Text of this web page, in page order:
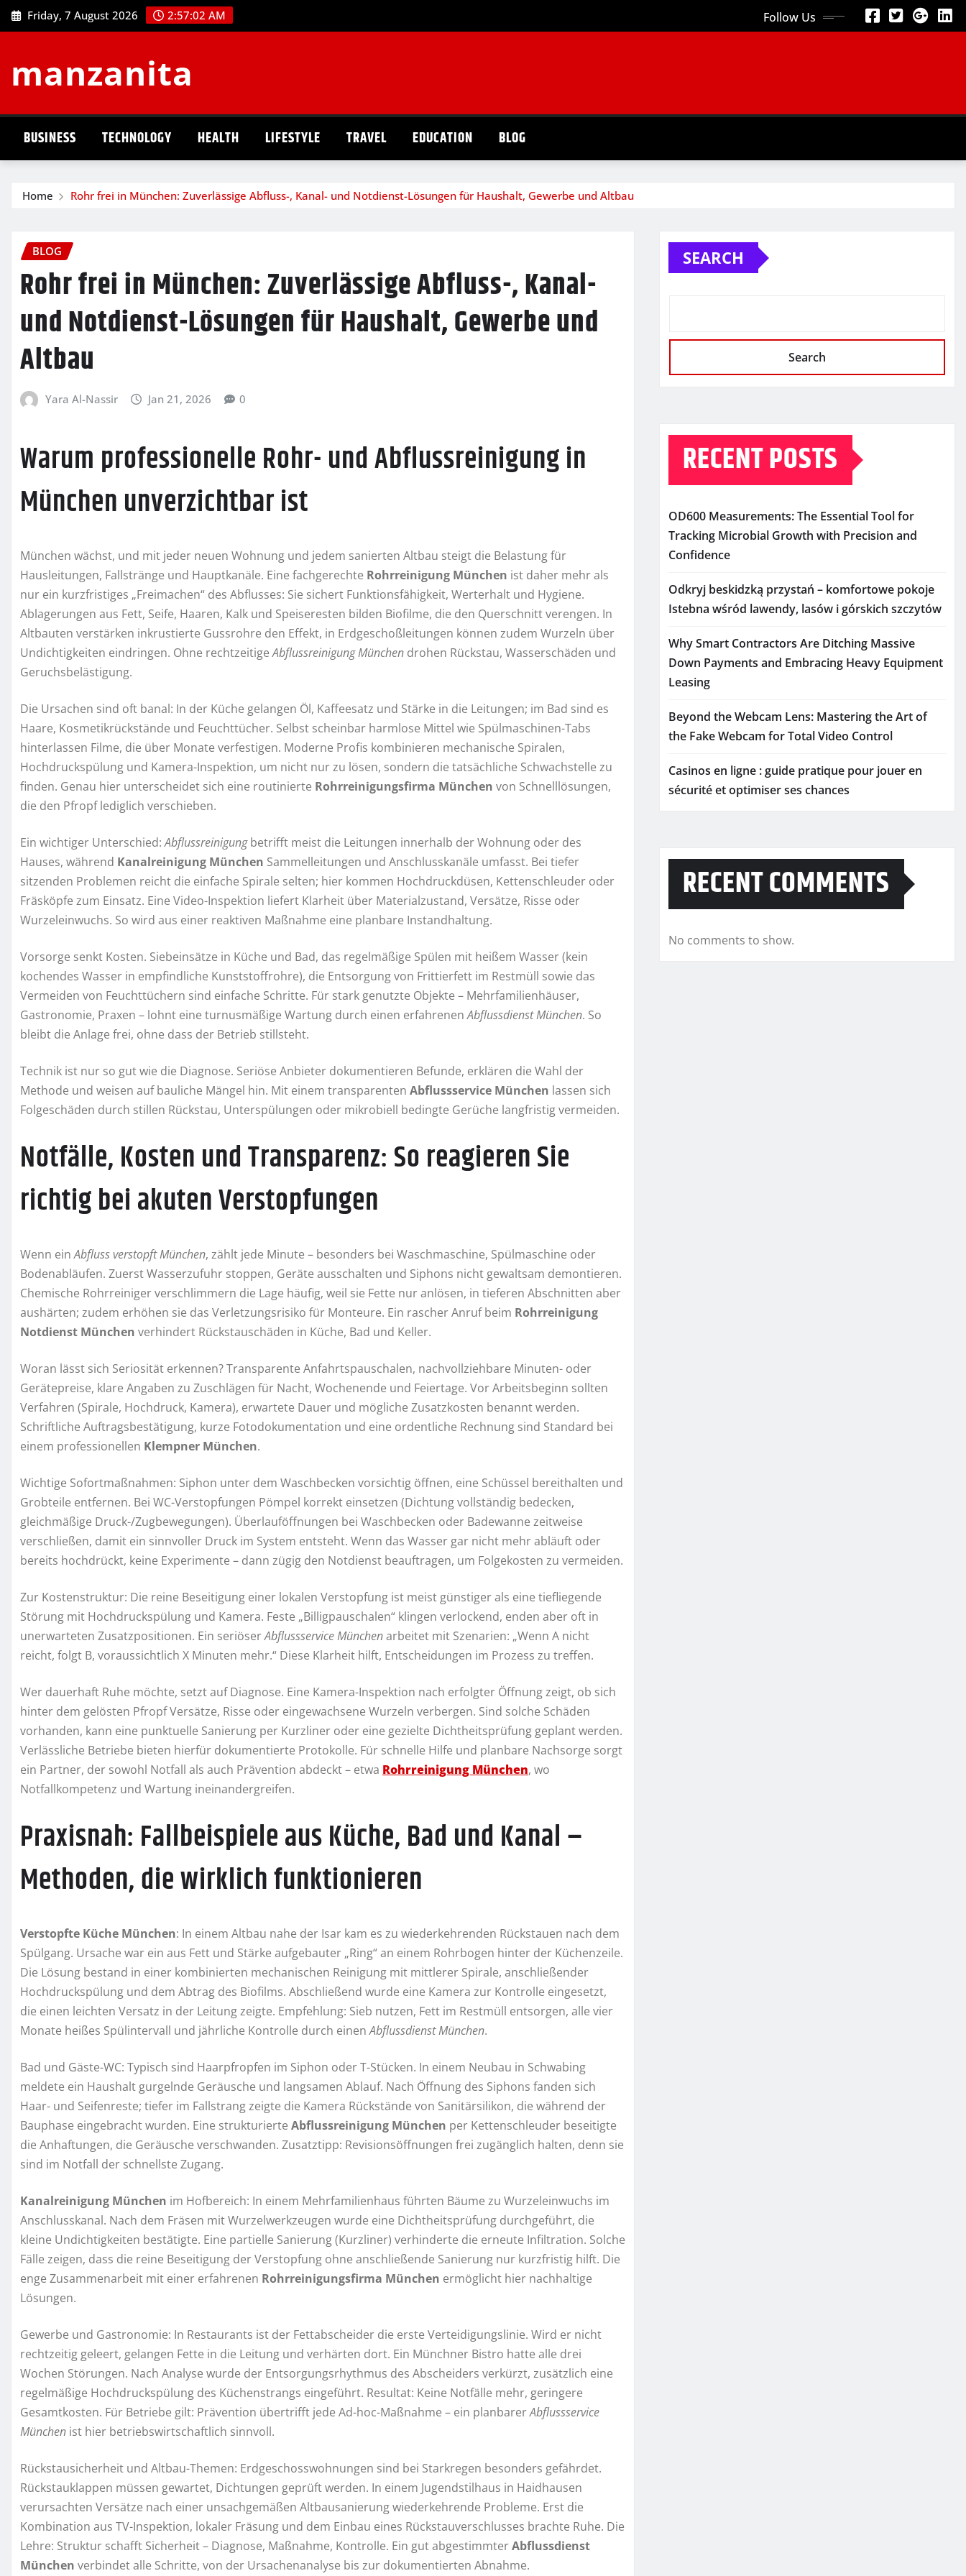
Skip
to
Friday, 7 August 2026 2:57:03 AM Follow Us
manzanita
BUSINESS TECHNOLOGY HEALTH LIFESTYLE TRAVEL EDUCATION BLOG
Home Rohr frei in München: Zuverlässige Abfluss-, Kanal- und Notdienst-Lösungen für Haushalt, Gewerbe und Altbau
BLOG
Rohr frei in München: Zuverlässige Abfluss-, Kanal-
und Notdienst-Lösungen für Haushalt, Gewerbe und
Altbau
Yara Al-Nassir Jan 21, 2026 0
Warum professionelle Rohr- und Abflussreinigung in
München unverzichtbar ist
München wächst, und mit jeder neuen Wohnung und jedem sanierten Altbau steigt die Belastung für
Hausleitungen, Fallstränge und Hauptkanäle. Eine fachgerechte Rohrreinigung München ist daher mehr als
nur ein kurzfristiges „Freimachen“ des Abflusses: Sie sichert Funktionsfähigkeit, Werterhalt und Hygiene.
Ablagerungen aus Fett, Seife, Haaren, Kalk und Speiseresten bilden Biofilme, die den Querschnitt verengen. In
Altbauten verstärken inkrustierte Gussrohre den Effekt, in Erdgeschoßleitungen können zudem Wurzeln über
Undichtigkeiten eindringen. Ohne rechtzeitigeAbflussreinigung München drohen Rückstau, Wasserschäden und
Geruchsbelästigung.
Die Ursachen sind oft banal: In der Küche gelangen Öl, Kaffeesatz und Stärke in die Leitungen; im Bad sind es
Haare, Kosmetikrückstände und Feuchttücher. Selbst scheinbar harmlose Mittel wie Spülmaschinen-Tabs
hinterlassen Filme, die über Monate verfestigen. Moderne Profis kombinieren mechanische Spiralen,
Hochdruckspülung und Kamera-Inspektion, um nicht nur zu lösen, sondern die tatsächliche Schwachstelle zu
finden. Genau hier unterscheidet sich eine routinierte Rohrreinigungsfirma München von Schnelllösungen,
die den Pfropf lediglich verschieben.
Ein wichtiger Unterschied:Abflussreinigungbetrifft meist die Leitungen innerhalb der Wohnung oder des
Hauses, während Kanalreinigung München Sammelleitungen und Anschlusskanäle umfasst. Bei tiefer
sitzenden Problemen reicht die einfache Spirale selten; hier kommen Hochdruckdüsen, Kettenschleuder oder
Fräsköpfe zum Einsatz. Eine Video-Inspektion liefert Klarheit über Materialzustand, Versätze, Risse oder
Wurzeleinwuchs. So wird aus einer reaktiven Maßnahme eine planbare Instandhaltung.
Vorsorge senkt Kosten. Siebeinsätze in Küche und Bad, das regelmäßige Spülen mit heißem Wasser (kein
kochendes Wasser in empfindliche Kunststoffrohre), die Entsorgung von Frittierfett im Restmüll sowie das
Vermeiden von Feuchttüchern sind einfache Schritte. Für stark genutzte Objekte – Mehrfamilienhäuser,
Gastronomie, Praxen – lohnt eine turnusmäßige Wartung durch einen erfahrenenAbflussdienst München. So
bleibt die Anlage frei, ohne dass der Betrieb stillsteht.
Technik ist nur so gut wie die Diagnose. Seriöse Anbieter dokumentieren Befunde, erklären die Wahl der
Methode und weisen auf bauliche Mängel hin. Mit einem transparenten Abflussservice München lassen sich
Folgeschäden durch stillen Rückstau, Unterspülungen oder mikrobiell bedingte Gerüche langfristig vermeiden.
Notfälle, Kosten und Transparenz: So reagieren Sie
richtig bei akuten Verstopfungen
Wenn einAbfluss verstopft München, zählt jede Minute – besonders bei Waschmaschine, Spülmaschine oder
Bodenabläufen. Zuerst Wasserzufuhr stoppen, Geräte ausschalten und Siphons nicht gewaltsam demontieren.
Chemische Rohrreiniger verschlimmern die Lage häufig, weil sie Fette nur anlösen, in tieferen Abschnitten aber
aushärten; zudem erhöhen sie das Verletzungsrisiko für Monteure. Ein rascher Anruf beim Rohrreinigung
Notdienst München verhindert Rückstauschäden in Küche, Bad und Keller.
Woran lässt sich Seriosität erkennen? Transparente Anfahrtspauschalen, nachvollziehbare Minuten- oder
Gerätepreise, klare Angaben zu Zuschlägen für Nacht, Wochenende und Feiertage. Vor Arbeitsbeginn sollten
Verfahren (Spirale, Hochdruck, Kamera), erwartete Dauer und mögliche Zusatzkosten benannt werden.
Schriftliche Auftragsbestätigung, kurze Fotodokumentation und eine ordentliche Rechnung sind Standard bei
einem professionellen Klempner München.
Wichtige Sofortmaßnahmen: Siphon unter dem Waschbecken vorsichtig öffnen, eine Schüssel bereithalten und
Grobteile entfernen. Bei WC-Verstopfungen Pömpel korrekt einsetzen (Dichtung vollständig bedecken,
gleichmäßige Druck-/Zugbewegungen). Überlauföffnungen bei Waschbecken oder Badewanne zeitweise
verschließen, damit ein sinnvoller Druck im System entsteht. Wenn das Wasser gar nicht mehr abläuft oder
bereits hochdrückt, keine Experimente – dann zügig den Notdienst beauftragen, um Folgekosten zu vermeiden.
Zur Kostenstruktur: Die reine Beseitigung einer lokalen Verstopfung ist meist günstiger als eine tiefliegende
Störung mit Hochdruckspülung und Kamera. Feste „Billigpauschalen“ klingen verlockend, enden aber oft in
unerwarteten Zusatzpositionen. Ein seriöserAbflussservice Münchenarbeitet mit Szenarien: „Wenn A nicht
reicht, folgt B, voraussichtlich X Minuten mehr.“ Diese Klarheit hilft, Entscheidungen im Prozess zu treffen.
Wer dauerhaft Ruhe möchte, setzt auf Diagnose. Eine Kamera-Inspektion nach erfolgter Öffnung zeigt, ob sich
hinter dem gelösten Pfropf Versätze, Risse oder eingewachsene Wurzeln verbergen. Sind solche Schäden
vorhanden, kann eine punktuelle Sanierung per Kurzliner oder eine gezielte Dichtheitsprüfung geplant werden.
Verlässliche Betriebe bieten hierfür dokumentierte Protokolle. Für schnelle Hilfe und planbare Nachsorge sorgt
ein Partner, der sowohl Notfall als auch Prävention abdeckt – etwa Rohrreinigung München, wo
Notfallkompetenz und Wartung ineinandergreifen.
Praxisnah: Fallbeispiele aus Küche, Bad und Kanal –
Methoden, die wirklich funktionieren
Verstopfte Küche München: In einem Altbau nahe der Isar kam es zu wiederkehrenden Rückstauen nach dem
Spülgang. Ursache war ein aus Fett und Stärke aufgebauter „Ring“ an einem Rohrbogen hinter der Küchenzeile.
Die Lösung bestand in einer kombinierten mechanischen Reinigung mit mittlerer Spirale, anschließender
Hochdruckspülung und dem Abtrag des Biofilms. Abschließend wurde eine Kamera zur Kontrolle eingesetzt,
die einen leichten Versatz in der Leitung zeigte. Empfehlung: Sieb nutzen, Fett im Restmüll entsorgen, alle vier
Monate heißes Spülintervall und jährliche Kontrolle durch einenAbflussdienst München.
Bad und Gäste-WC: Typisch sind Haarpfropfen im Siphon oder T-Stücken. In einem Neubau in Schwabing
meldete ein Haushalt gurgelnde Geräusche und langsamen Ablauf. Nach Öffnung des Siphons fanden sich
Haar- und Seifenreste; tiefer im Fallstrang zeigte die Kamera Rückstände von Sanitärsilikon, die während der
Bauphase eingebracht wurden. Eine strukturierte Abflussreinigung München per Kettenschleuder beseitigte
die Anhaftungen, die Geräusche verschwanden. Zusatztipp: Revisionsöffnungen frei zugänglich halten, denn sie
sind im Notfall der schnellste Zugang.
Kanalreinigung München im Hofbereich: In einem Mehrfamilienhaus führten Bäume zu Wurzeleinwuchs im
Anschlusskanal. Nach dem Fräsen mit Wurzelwerkzeugen wurde eine Dichtheitsprüfung durchgeführt, die
kleine Undichtigkeiten bestätigte. Eine partielle Sanierung (Kurzliner) verhinderte die erneute Infiltration. Solche
Fälle zeigen, dass die reine Beseitigung der Verstopfung ohne anschließende Sanierung nur kurzfristig hilft. Die
enge Zusammenarbeit mit einer erfahrenen Rohrreinigungsfirma München ermöglicht hier nachhaltige
Lösungen.
Gewerbe und Gastronomie: In Restaurants ist der Fettabscheider die erste Verteidigungslinie. Wird er nicht
rechtzeitig geleert, gelangen Fette in die Leitung und verhärten dort. Ein Münchner Bistro hatte alle drei
Wochen Störungen. Nach Analyse wurde der Entsorgungsrhythmus des Abscheiders verkürzt, zusätzlich eine
regelmäßige Hochdruckspülung des Küchenstrangs eingeführt. Resultat: Keine Notfälle mehr, geringere
Gesamtkosten. Für Betriebe gilt: Prävention übertrifft jede Ad-hoc-Maßnahme – ein planbarerAbflussservice
München ist hier betriebswirtschaftlich sinnvoll.
Rückstausicherheit und Altbau-Themen: Erdgeschosswohnungen sind bei Starkregen besonders gefährdet.
Rückstauklappen müssen gewartet, Dichtungen geprüft werden. In einem Jugendstilhaus in Haidhausen
verursachten Versätze nach einer unsachgemäßen Altbausanierung wiederkehrende Probleme. Erst die
Kombination aus TV-Inspektion, lokaler Fräsung und dem Einbau eines Rückstauverschlusses brachte Ruhe. Die
Lehre: Struktur schafft Sicherheit – Diagnose, Maßnahme, Kontrolle. Ein gut abgestimmterAbflussdienst
München verbindet alle Schritte, von der Ursachenanalyse bis zur dokumentierten Abnahme.
SEARCH
Search
RECENT POSTS
OD600 Measurements: The Essential Tool for
Tracking Microbial Growth with Precision and
Confidence
Odkryj beskidzką przystań – komfortowe pokoje
Istebna wśród lawendy, lasów i górskich szczytów
Why Smart Contractors Are Ditching Massive
Down Payments and Embracing Heavy Equipment
Leasing
Beyond the Webcam Lens: Mastering the Art of
the Fake Webcam for Total Video Control
Casinos en ligne : guide pratique pour jouer en
sécurité et optimiser ses chances
RECENT COMMENTS
No comments to show.